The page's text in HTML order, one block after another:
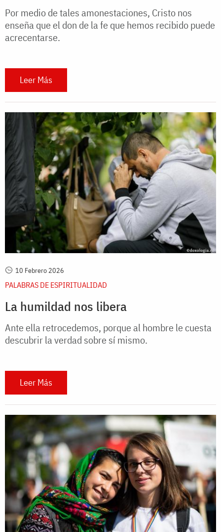
Por medio de tales amonestaciones, Cristo nos
enseña que el don de la fe que hemos recibido puede
acrecentarse.
Leer Más
10 Febrero 2026
PALABRAS DE ESPIRITUALIDAD
La humildad nos libera
Ante ella retrocedemos, porque al hombre le cuesta
descubrir la verdad sobre sí mismo.
Leer Más